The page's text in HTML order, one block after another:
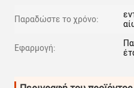
Παραδώστε το χρόνο:
Εφαρμογή: